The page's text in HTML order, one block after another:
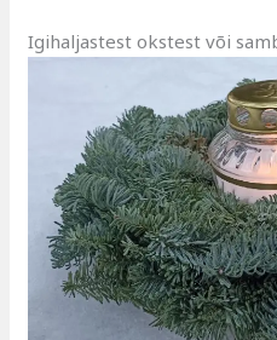
Igihaljastest okstest või